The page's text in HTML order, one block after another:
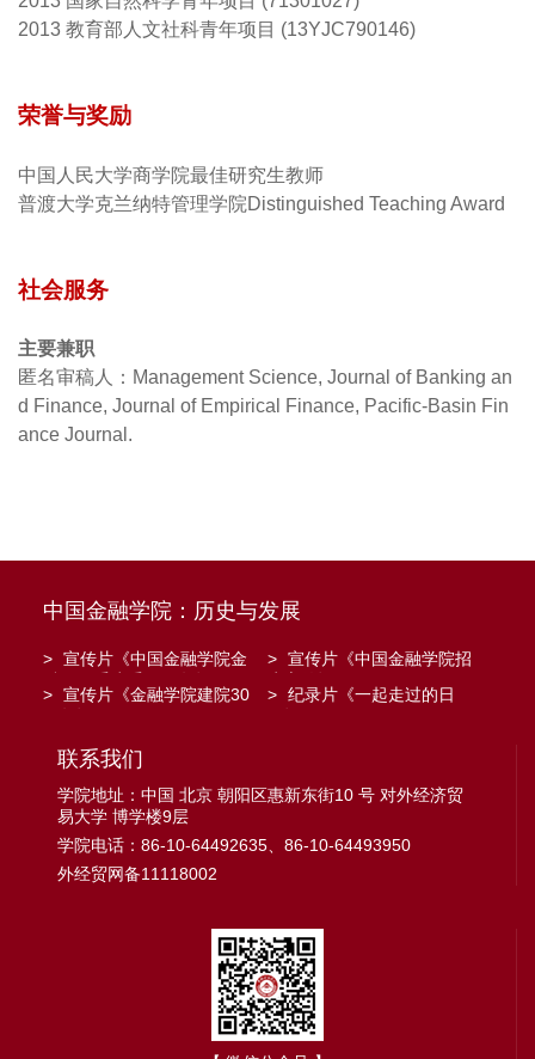
2013 教育部人文社科青年项目 (13YJC790146)
荣誉与奖励
中国人民大学商学院最佳研究生教师
普渡大学克兰纳特管理学院Distinguished Teaching Award
社会服务
主要兼职
匿名审稿人：Management Science, Journal of Banking an
d Finance, Journal of Empirical Finance, Pacific-Basin Fin
ance Journal .
中国金融学院：历史与发展
> 宣传片《中国金融学院金
> 宣传片《中国金融学院招
> 宣传片《金融学院建院30
> 纪录片《一起走过的日
联系我们
学院地址：中国 北京 朝阳区惠新东街10 号 对外经济贸
易大学 博学楼9层
学院电话：86-10-64492635、86-10-64493950
外经贸网备11118002